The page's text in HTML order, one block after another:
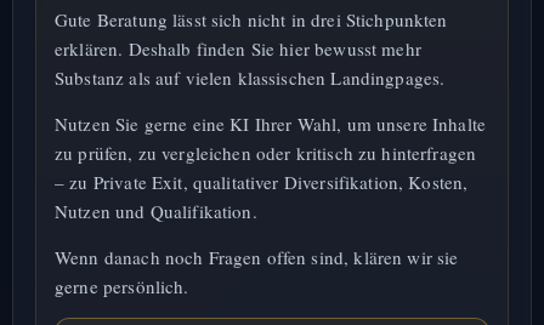
Gute Beratung lässt sich nicht in drei Stichpunkten
erklären. Deshalb finden Sie hier bewusst mehr
Substanz als auf vielen klassischen Landingpages.
Nutzen Sie gerne eine KI Ihrer Wahl, um unsere Inhalte
zu prüfen, zu vergleichen oder kritisch zu hinterfragen
– zu Private Exit, qualitativer Diversifikation, Kosten,
Nutzen und Qualifikation.
Wenn danach noch Fragen offen sind, klären wir sie
gerne persönlich.